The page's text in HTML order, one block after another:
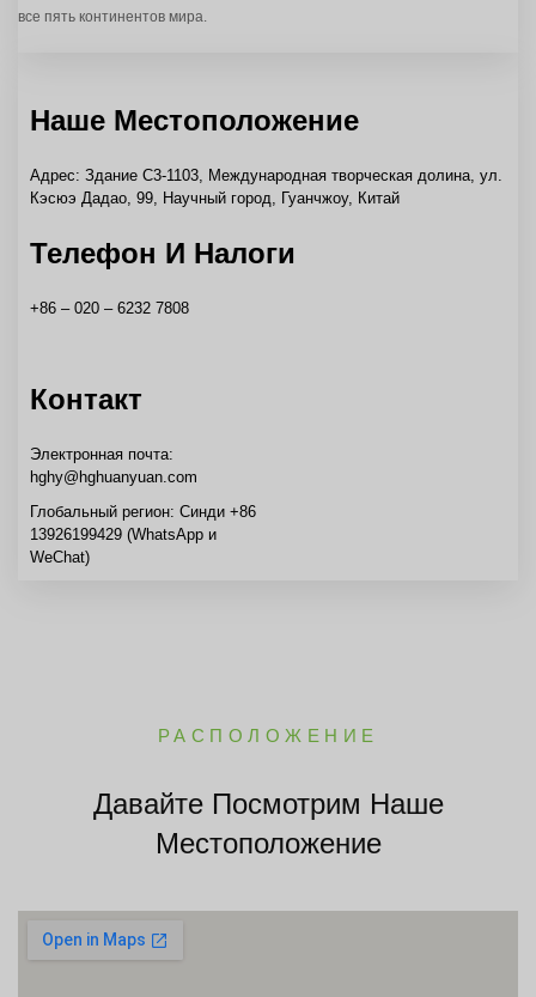
все пять континентов мира.
Наше Местоположение
Адрес: Здание C3-1103, Международная творческая долина, ул.
Кэсюэ Дадао, 99, Научный город, Гуанчжоу, Китай
Телефон И Налоги
+86 – 020 – 6232 7808
Контакт
Электронная почта:
hghy@hghuanyuan.com
Глобальный регион: Синди +86
13926199429 (WhatsApp и
WeChat)
РАСПОЛОЖЕНИЕ
Давайте Посмотрим Наше
Местоположение